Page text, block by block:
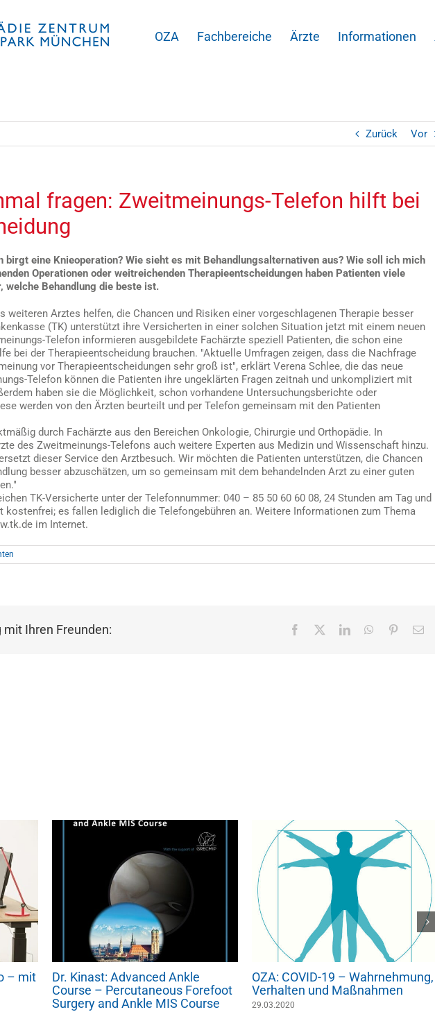
OZA Fachbereiche Ärzte Informationen
Zurück Vor
fragen: Zweitmeinungs-Telefon hilft bei
birgt eine Knieoperation? Wie sieht es mit Behandlungsalternativen aus? Wie soll ich mich
Operationen oder weitreichenden Therapieentscheidungen haben Patienten viele
welche Behandlung die beste ist.
weiteren Arztes helfen, die Chancen und Risiken einer vorgeschlagenen Therapie besser
(TK) unterstützt ihre Versicherten in einer solchen Situation jetzt mit einem neuen
Telefon informieren ausgebildete Fachärzte speziell Patienten, die schon eine
bei der Therapieentscheidung brauchen. "Aktuelle Umfragen zeigen, dass die Nachfrage
vor Therapieentscheidungen sehr groß ist", erklärt Verena Schlee, die das neue
Telefon können die Patienten ihre ungeklärten Fragen zeitnah und unkompliziert mit
haben sie die Möglichkeit, schon vorhandene Untersuchungsberichte oder
werden von den Ärzten beurteilt und per Telefon gemeinsam mit den Patienten
durch Fachärzte aus den Bereichen Onkologie, Chirurgie und Orthopädie. In
des Zweitmeinungs-Telefons auch weitere Experten aus Medizin und Wissenschaft hinzu.
dieser Service den Arztbesuch. Wir möchten die Patienten unterstützen, die Chancen
besser abzuschätzen, um so gemeinsam mit dem behandelnden Arzt zu einer guten
TK-Versicherte unter der Telefonnummer: 040 – 85 50 60 60 08, 24 Stunden am Tag und
kostenfrei; es fallen lediglich die Telefongebühren an. Weitere Informationen zum Thema
im Internet.
Ihren Freunden: Facebook LinkedInWhatsApp
Pinterest
E-
– mit
Dr. Kinast: Advanced Ankle
Course – Percutaneous Forefoot
Surgery and Ankle MIS Course
OZA: COVID-19 – Wahrnehmung,
Verhalten und Maßnahmen
29.03.2020